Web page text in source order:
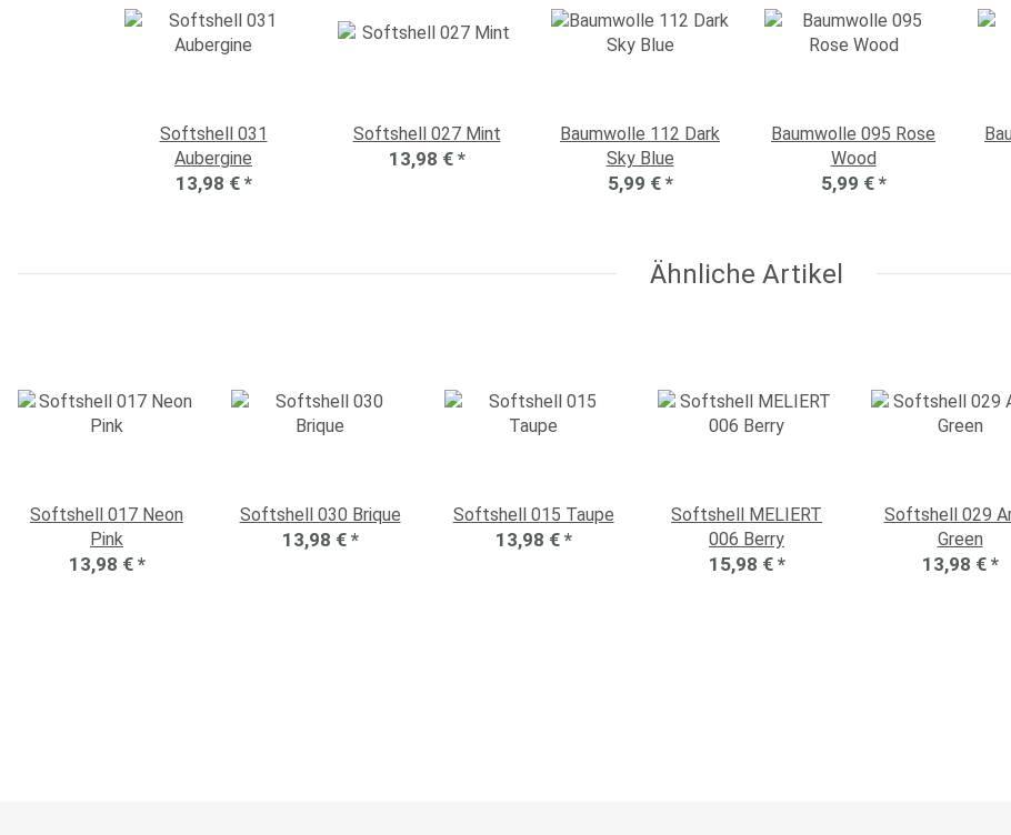
Softshell 031
Aubergine
13,98 € *
Softshell 027 Mint
13,98 € *
Baumwolle 112 Dark
Sky Blue
5,99 € *
Baumwolle 095 Rose
Wood
5,99 € *
Ähnliche Artikel
Softshell 017 Neon
Pink
13,98 € *
Softshell 030 Brique
13,98 € *
Softshell 015 Taupe
13,98 € *
Softshell MELIERT
006 Berry
15,98 € *
Softshell 029
Green
13,98 € *